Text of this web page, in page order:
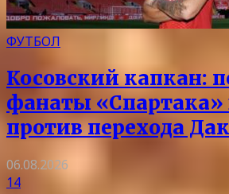
ФУТБОЛ
Косовский капкан:
фанаты «Спартака»
против перехода
06.08.2026
14